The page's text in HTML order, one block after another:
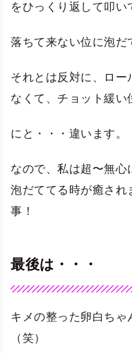
をひっくり返して叩い
落ちて来ない位に泡だ
それとは反対に、ロー
なくて、チョット緩い
にと・・・違います。
なので、私は超〜無心
泡だててる時が癒され
事！
最後は・・・
キメの整った卵白ちゃ
（笑）